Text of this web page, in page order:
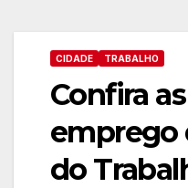
CIDADE TRABALHO
Confira
emprego
do